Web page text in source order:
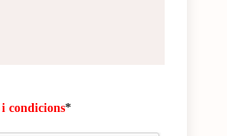
condicions*